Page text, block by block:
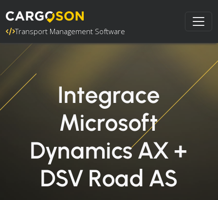
Transport Management Software
Integrace
Microsoft
Dynamics AX +
DSV Road AS